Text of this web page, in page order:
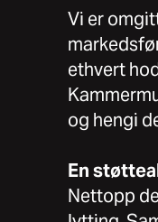
Vi er
ethvert
og hengi
En
Nettopp